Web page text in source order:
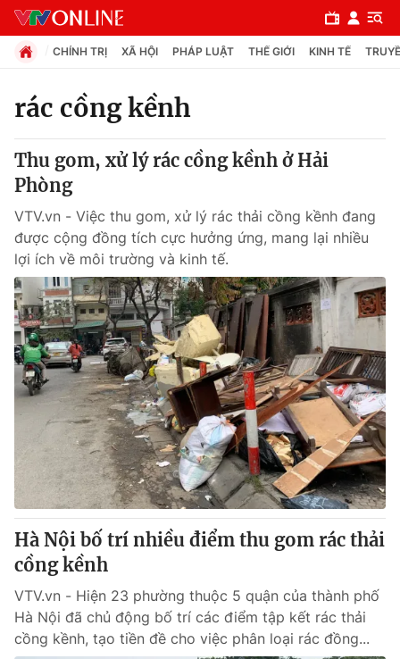
Chuyên mục
Chính trị
Xã hội
Pháp luật
Y tế
Thế giới
Tin tức
Thế giới đó đây
Câu chuyện quốc tế
Kinh tế
Tài chính
Thị trường
Góc doanh nghiệp
Dữ liệu và đời sống
Truyền hình
Phim VTV
Hậu trường
Nhân vật
Giải trí
Điện ảnh
Đời sống
CHÍNH TRỊ XÃ HỘI PHÁP LUẬT THẾ GIỚI KINH TẾ
rác cồng kềnh
Thu gom, xử lý rác cồng kềnh ở Hải
Phòng
VTV.vn - Việc thu gom, xử lý rác thải cồng kềnh đang
được cộng đồng tích cực hưởng ứng, mang lại nhiều
lợi ích về môi trường và kinh tế.
Hà Nội bố trí nhiều điểm thu gom rác thải
cồng kềnh
VTV.vn - Hiện 23 phường thuộc 5 quận của thành phố
Hà Nội đã chủ động bố trí các điểm tập kết rác thải
cồng kềnh, tạo tiền đề cho việc phân loại rác đồng...